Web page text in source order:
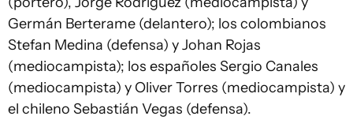
Germán Berterame (delantero); los colombianos
Stefan Medina (defensa) y Johan Rojas
(mediocampista); los españoles Sergio Canales
(mediocampista) y Oliver Torres (mediocampista) y
el chileno Sebastián Vegas (defensa).